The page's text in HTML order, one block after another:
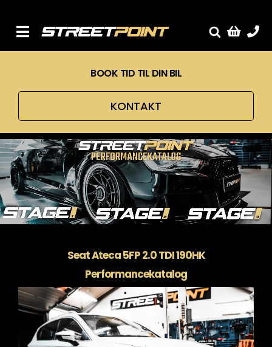
content
Toggle
Sænkning
Tuning
Ventilrens
Værksted
BOOK TID TIL DIN BIL
KONTAKT
Seat Ateca 5FP 2.0 TDI 190HK
Performancekatalog